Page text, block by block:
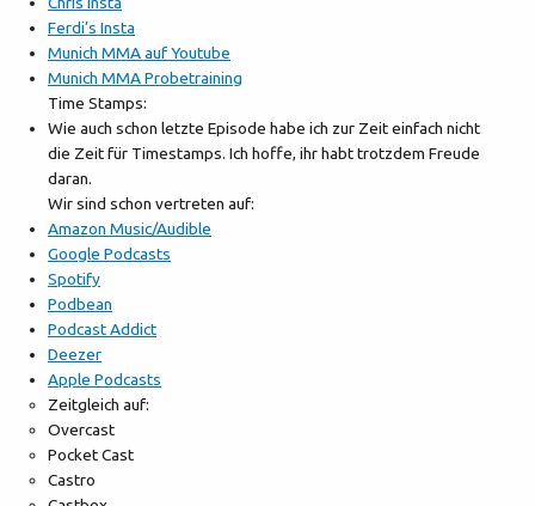
Ferdi’s Insta
Munich MMA auf Youtube
Munich MMA Probetraining
Time Stamps:
Wie auch schon letzte Episode habe ich zur Zeit einfach nicht
die Zeit für Timestamps. Ich hoffe, ihr habt trotzdem Freude
daran.
Wir sind schon vertreten auf:
Amazon Music/Audible
Google Podcasts
Spotify
Podbean
Podcast Addict
Deezer
Apple Podcasts
Zeitgleich auf:
Overcast
Pocket Cast
Castro